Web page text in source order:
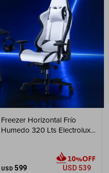
Freezer Horizontal Frío
Humedo 320 Lts Electrolux
USD 599 USD 539